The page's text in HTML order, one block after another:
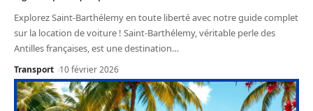
Explorez Saint-Barthélemy en toute liberté avec notre guide complet
sur la location de voiture ! Saint-Barthélemy, véritable perle des
Antilles françaises, est une destination…
Transport 10 février 2026